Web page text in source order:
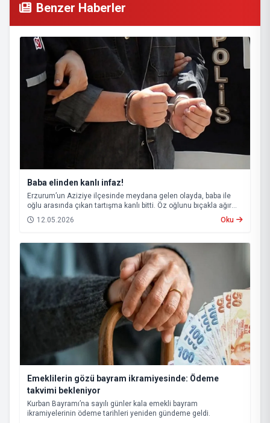
Benzer Haberler
Baba elinden kanlı infaz!
Erzurum’un Aziziye ilçesinde meydana gelen olayda, baba ile
oğlu arasında çıkan tartışma kanlı bitti. Öz oğlunu bıçakla ağır
yaralayan baba, çıkarıldığı mahkemece tutuklanarak cezaevine
gönderildi.
12.05.2026 Oku
Emeklilerin gözü bayram ikramiyesinde: Ödeme
takvimi bekleniyor
Kurban Bayramı’na sayılı günler kala emekli bayram
ikramiyelerinin ödeme tarihleri yeniden gündeme geldi.